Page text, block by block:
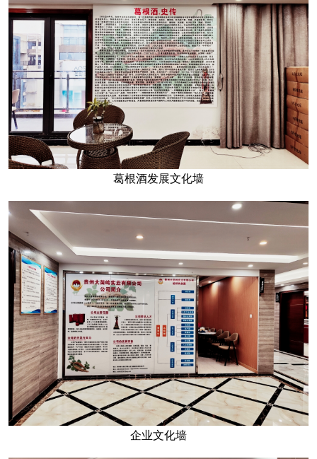
葛根酒发展文化墙
企业文化墙